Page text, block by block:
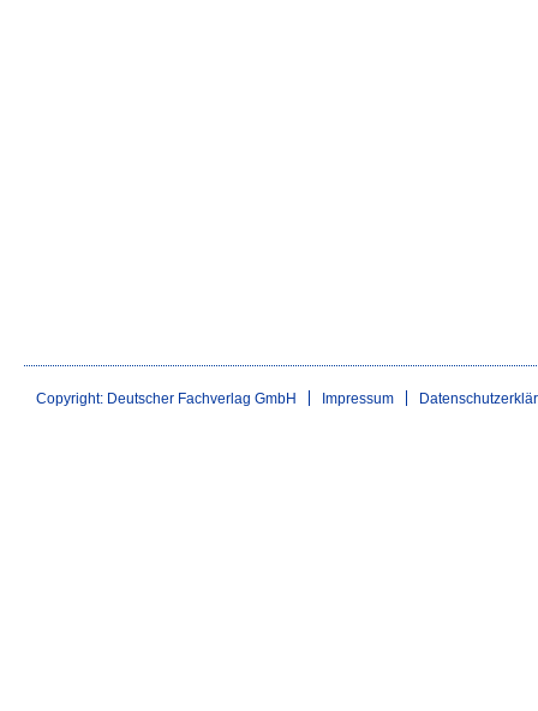
Copyright: Deutscher Fachverlag GmbH Impressum